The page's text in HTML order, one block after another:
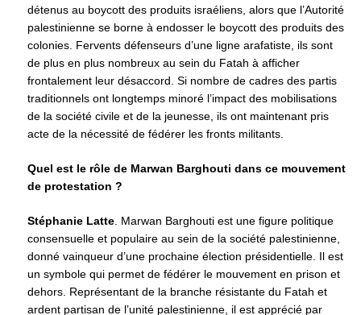
détenus au boycott des produits israéliens, alors que l’Autorité
palestinienne se borne à endosser le boycott des produits des
colonies. Fervents défenseurs d’une ligne arafatiste, ils sont
de plus en plus nombreux au sein du Fatah à afficher
frontalement leur désaccord. Si nombre de cadres des partis
traditionnels ont longtemps minoré l’impact des mobilisations
de la société civile et de la jeunesse, ils ont maintenant pris
acte de la nécessité de fédérer les fronts militants.
Quel est le rôle de Marwan Barghouti dans ce mouvement
de protestation ?
Stéphanie Latte . Marwan Barghouti est une figure politique
consensuelle et populaire au sein de la société palestinienne,
donné vainqueur d’une prochaine élection présidentielle. Il est
un symbole qui permet de fédérer le mouvement en prison et
dehors. Représentant de la branche résistante du Fatah et
ardent partisan de l’unité palestinienne, il est apprécié par